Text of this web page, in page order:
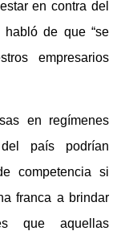
en contra del
habló de que “se
empresarios
en regímenes
país podrían
competencia si
franca a brindar
que aquellas